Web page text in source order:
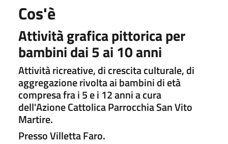
Cos'è
Attività grafica pittorica per
bambini dai 5 ai 10 anni
Attività ricreative, di crescita culturale, di
aggregazione rivolta ai bambini di età
compresa fra i 5 e i 12 anni a cura
dell'Azione Cattolica Parrocchia San Vito
Martire.
Presso Villetta Faro.